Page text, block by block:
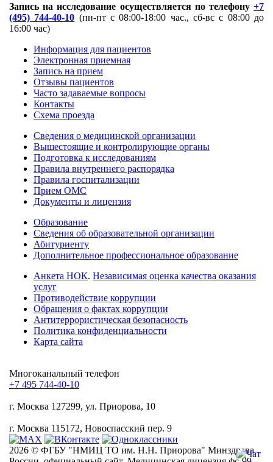
Запись на исследование осуществляется по телефону +7
(495) 744-40-10 (пн-пт с 08:00-18:00 час., сб-вс с 08:00 до
16:00 час)
Информация для пациентов
Электронная приемная
Запись на прием
Отзывы пациентов
Часто задаваемые вопросы
Контакты
Схема проезда
Сведения о медицинской организации
Вышестоящие и контролирующие органы
Подготовка к исследованиям
Правила внутреннего распорядка
Правила госпитализации
Прием ОМС
Документы и лицензия
Образование
Сведения об образовательной организации
Абитуриенту
Дополнительное профессиональное образование
Анкета НОК. Независимая оценка качества оказания
услуг
Противодействие коррупции
Обращения о фактах коррупции
Антитеррористическая безопасность
Политика конфиденциальности
Карта сайта
Многоканальный телефон
+7 495 744-40-10
г. Москва 127299, ул. Приорова, 10
г. Москва 115172, Новоспасский пер. 9
2026 © ФГБУ "НМИЦ ТО им. Н.Н. Приорова" Минздрава